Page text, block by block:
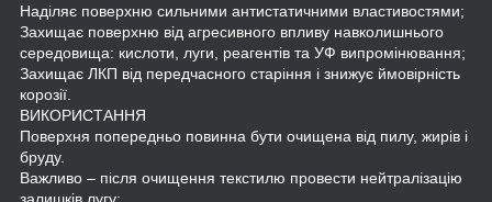
Наділяє поверхню сильними антистатичними властивостями;
Захищає поверхню від агресивного впливу навколишнього
середовища: кислоти, луги, реагентів та УФ випромінювання;
Захищає ЛКП від передчасного старіння і знижує ймовірність
корозії.
ВИКОРИСТАННЯ
Поверхня попередньо повинна бути очищена від пилу, жирів і
бруду.
Важливо – після очищення текстилю провести нейтралізацію
залишків лугу;